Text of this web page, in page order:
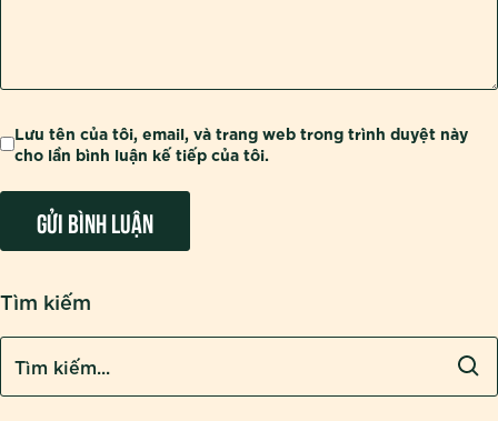
Lưu tên của tôi, email, và trang web trong trình duyệt này
cho lần bình luận kế tiếp của tôi.
Tìm kiếm